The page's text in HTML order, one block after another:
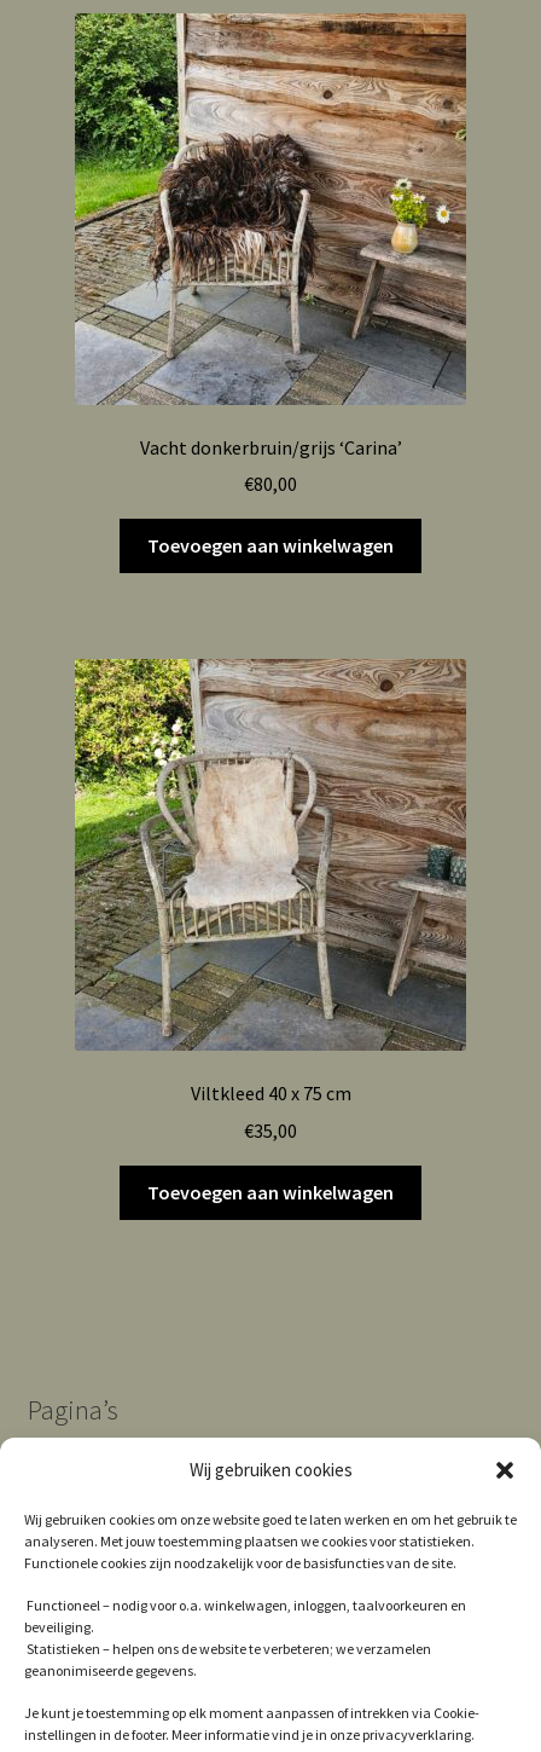
Wij gebruiken cookies
Wij gebruiken cookies om onze website goed te laten werken en om het gebruik te
analyseren. Met jouw toestemming plaatsen we cookies voor statistieken.
Functionele cookies zijn noodzakelijk voor de basisfuncties van de site.
Functioneel – nodig voor o.a. winkelwagen, inloggen, taalvoorkeuren en
beveiliging.
Statistieken – helpen ons de website te verbeteren; we verzamelen
geanonimiseerde gegevens.
Je kunt je toestemming op elk moment aanpassen of intrekken via Cookie-
instellingen in de footer. Meer informatie vind je in onze privacyverklaring.
Vacht donkerbruin/grijs ‘Carina’
€80,00
Toevoegen aan winkelwagen
Viltkleed 40 x 75 cm
€35,00
Toevoegen aan winkelwagen
Pagina’s
Contact
Privacy